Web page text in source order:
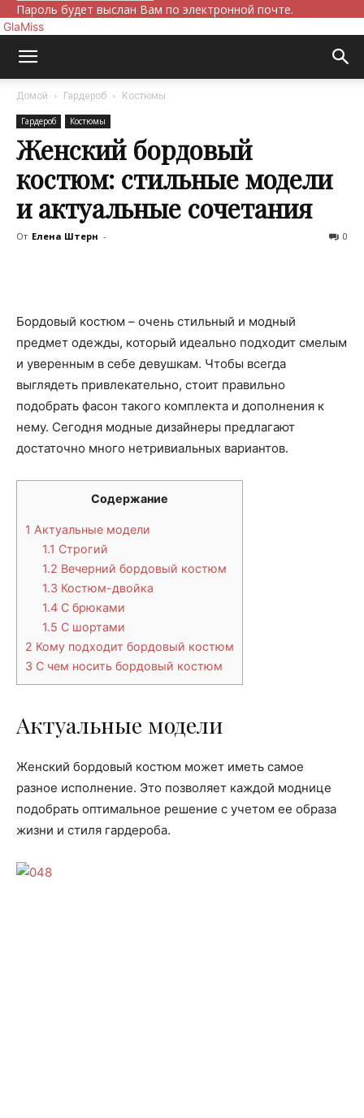
Пароль будет выслан Вам по электронной почте.
GlaMiss
Домой Гардероб Костюмы
Гардероб Костюмы
Женский бордовый
костюм: стильные модели
и актуальные сочетания
От Елена Штерн - 0
Бордовый костюм – очень стильный и модный
предмет одежды, который идеально подходит смелым
и уверенным в себе девушкам. Чтобы всегда
выглядеть привлекательно, стоит правильно
подобрать фасон такого комплекта и дополнения к
нему. Сегодня модные дизайнеры предлагают
достаточно много нетривиальных вариантов.
Содержание
1 Актуальные модели
1.1 Строгий
1.2 Вечерний бордовый костюм
1.3 Костюм-двойка
1.4 С брюками
1.5 С шортами
2 Кому подходит бордовый костюм
3 С чем носить бордовый костюм
Актуальные модели
Женский бордовый костюм может иметь самое
разное исполнение. Это позволяет каждой моднице
подобрать оптимальное решение с учетом ее образа
жизни и стиля гардероба.